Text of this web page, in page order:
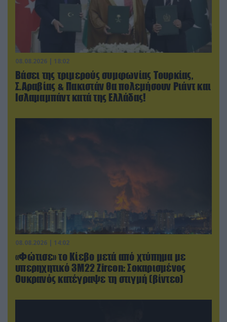
08.08.2026 | 18:02
Βάσει της τριμερούς συμφωνίας Τουρκίας,
Σ.Αραβίας & Πακιστάν θα πολεμήσουν Ριάντ και
Ισλαμαμπάντ κατά της Ελλάδας!
08.08.2026 | 14:02
«Φώτισε» το Κίεβο μετά από χτύπημα με
υπερηχητικό 3M22 Zircon: Σοκαρισμένος
Ουκρανός κατέγραψε τη στιγμή (βίντεο)